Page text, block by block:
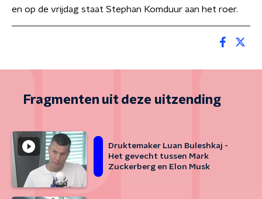
en op de vrijdag staat Stephan Komduur aan het roer.
Fragmenten uit deze uitzending
Druktemaker Luan Buleshkaj -
Het gevecht tussen Mark
Zuckerberg en Elon Musk